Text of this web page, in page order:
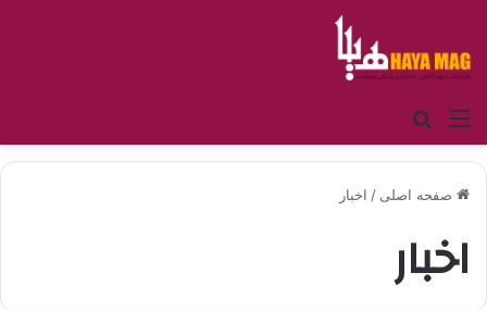
منو
صفحه اصلی / اخبار
اخبار